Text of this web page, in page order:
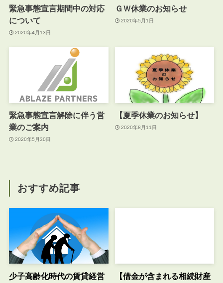
緊急事態宣言期間中の対応
について
2020年4月13日
ＧＷ休業のお知らせ
2020年5月1日
緊急事態宣言解除に伴う営
業のご案内
2020年5月30日
【夏季休業のお知らせ】
2020年8月11日
おすすめ記事
少子高齢化時代の賃貸経営
【借金が含まれる相続財産